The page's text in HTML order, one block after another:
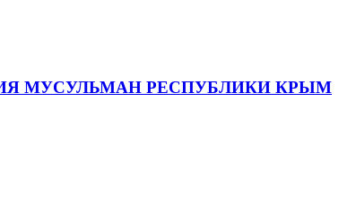
МУСУЛЬМАН РЕСПУБЛИКИ КРЫМ